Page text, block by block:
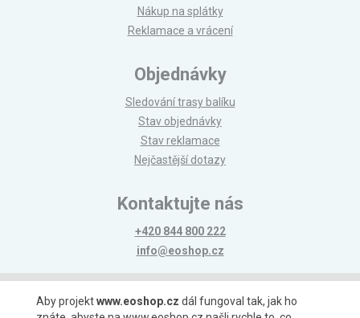
Nákup na splátky
Reklamace a vrácení
Objednávky
Sledování trasy balíku
Stav objednávky
Stav reklamace
Nejčastější dotazy
Kontaktujte nás
+420 844 800 222
info@eoshop.cz
Možnosti platby
Aby projektwww.eoshop.cz dál fungoval tak, jak ho